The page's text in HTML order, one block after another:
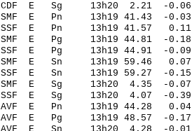
CDF E Sg 13h20 2.21 -
SMF E Pn 13h19 41.43 -0.03
SSF E Pn 13h19 41.57 0.11
SMF E Pg 13h19 44.81 -0.18
SSF E Pg 13h19 44.91 -0.09
SMF E Sn 13h19 59.46
SSF E Sn 13h19 59.27 -0.15
SMF E Sg 13h20 4.35 -
SSF E Sg 13h20 4.07 -
AVF E Pn 13h19 44.28 0.04
AVF E Pg 13h19 48.57 -0.17